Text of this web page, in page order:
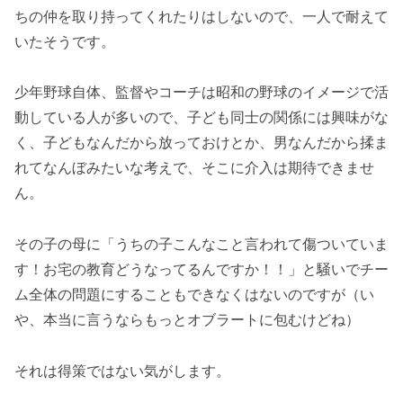
ちの仲を取り持ってくれたりはしないので、一人で耐えて
いたそうです。
少年野球自体、監督やコーチは昭和の野球のイメージで活
動している人が多いので、子ども同士の関係には興味がな
く、子どもなんだから放っておけとか、男なんだから揉ま
れてなんぼみたいな考えで、そこに介入は期待できませ
ん。
その子の母に「うちの子こんなこと言われて傷ついていま
す！お宅の教育どうなってるんですか！！」と騒いでチー
ム全体の問題にすることもできなくはないのですが（い
や、本当に言うならもっとオブラートに包むけどね）
それは得策ではない気がします。